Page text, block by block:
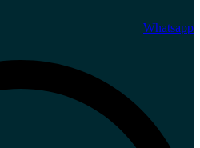
Whatsapp